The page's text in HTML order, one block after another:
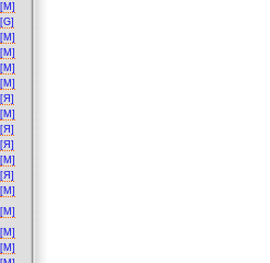
[M]
[G]
[M]
[M]
[M]
[M]
[Я]
[M]
[Я]
[Я]
[M]
[Я]
[M]
[M]
[M]
[M]